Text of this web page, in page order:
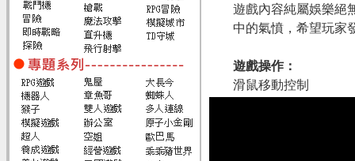
遊戲內容純屬娛樂絕
中的氣憤，希望玩家
遊戲操作：
滑鼠移動控制